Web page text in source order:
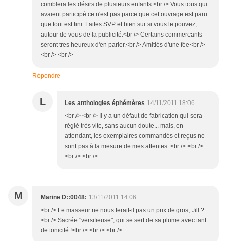
comblera les désirs de plusieurs enfants.<br /> Vous tous qui
avaient participé ce n'est pas parce que cet ouvrage est paru
que tout est fini. Faites SVP et bien sur si vous le pouvez,
autour de vous de la publicité.<br /> Certains commercants
seront tres heureux d'en parler.<br /> Amitiés d'une fée<br />
<br /> <br />
Répondre
L Les anthologies éphémères 14/11/2011 18:06
<br /> <br /> Il y a un défaut de fabrication qui sera
réglé très vite, sans aucun doute... mais, en
attendant, les exemplaires commandés et reçus ne
sont pas à la mesure de mes attentes. <br /> <br />
<br /> <br />
M Marine D::0048: 13/11/2011 14:06
<br /> Le masseur ne nous ferait-il pas un prix de gros, Jill ?
<br /> Sacrée "versifieuse", qui se sert de sa plume avec tant
de tonicité !<br /> <br /> <br />